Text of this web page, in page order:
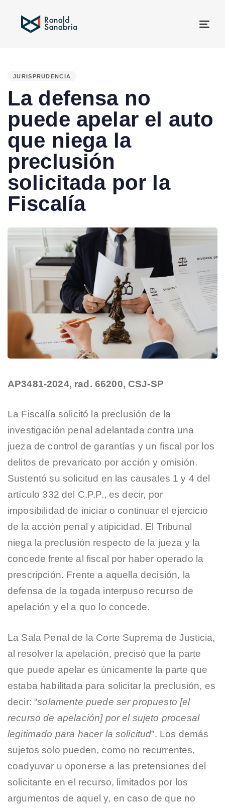
JURISPRUDENCIA
La defensa no
puede apelar el auto
que niega la
preclusión
solicitada por la
Fiscalía
AP3481-2024, rad. 66200, CSJ-SP
La Fiscalía solicitó la preclusión de la
investigación penal adelantada contra una
jueza de control de garantías y un fiscal por los
delitos de prevaricato por acción y omisión.
Sustentó su solicitud en las causales 1 y 4 del
artículo 332 del C.P.P., es decir, por
imposibilidad de iniciar o continuar el ejercicio
de la acción penal y atipicidad. El Tribunal
niega la preclusión respecto de la jueza y la
concede frente al fiscal por haber operado la
prescripción. Frente a aquella decisión, la
defensa de la togada interpuso recurso de
apelación y el a quo lo concede.
La Sala Penal de la Corte Suprema de Justicia,
al resolver la apelación, precisó que la parte
que puede apelar es únicamente la parte que
estaba habilitada para solicitar la preclusión, es
decir: “solamente puede ser propuesto [el
recurso de apelación] por el sujeto procesal
legitimado para hacer la solicitud”. Los demás
sujetos solo pueden, como no recurrentes,
coadyuvar u oponerse a las pretensiones del
solicitante en el recurso, limitados por los
argumentos de aquel y, en caso de que no